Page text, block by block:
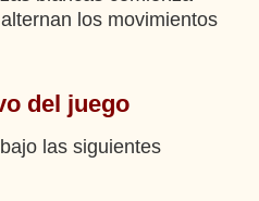
los movimientos
del juego
las siguientes